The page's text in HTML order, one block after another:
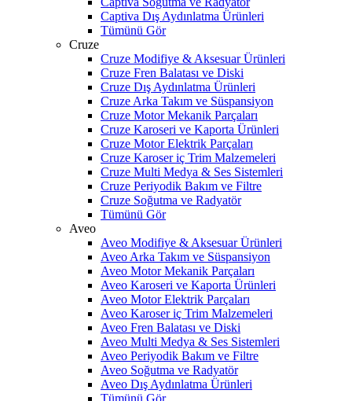
Captiva Dış Aydınlatma Ürünleri
Tümünü Gör
Cruze
Cruze Modifiye & Aksesuar Ürünleri
Cruze Fren Balatası ve Diski
Cruze Dış Aydınlatma Ürünleri
Cruze Arka Takım ve Süspansiyon
Cruze Motor Mekanik Parçaları
Cruze Karoseri ve Kaporta Ürünleri
Cruze Motor Elektrik Parçaları
Cruze Karoser iç Trim Malzemeleri
Cruze Multi Medya & Ses Sistemleri
Cruze Periyodik Bakım ve Filtre
Cruze Soğutma ve Radyatör
Tümünü Gör
Aveo
Aveo Modifiye & Aksesuar Ürünleri
Aveo Arka Takım ve Süspansiyon
Aveo Motor Mekanik Parçaları
Aveo Karoseri ve Kaporta Ürünleri
Aveo Motor Elektrik Parçaları
Aveo Karoser iç Trim Malzemeleri
Aveo Fren Balatası ve Diski
Aveo Multi Medya & Ses Sistemleri
Aveo Periyodik Bakım ve Filtre
Aveo Soğutma ve Radyatör
Aveo Dış Aydınlatma Ürünleri
Tümünü Gör